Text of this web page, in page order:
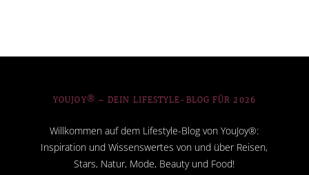
YOUJOY® – DEIN LIFESTYLE-BLOG FÜR 2026
Willkommen auf dem Lifestyle-Blog von YouJoy®:
Inspiration und Wissenswertes von und über Reisen,
Stars, Natur, Mode, Beauty und Food!